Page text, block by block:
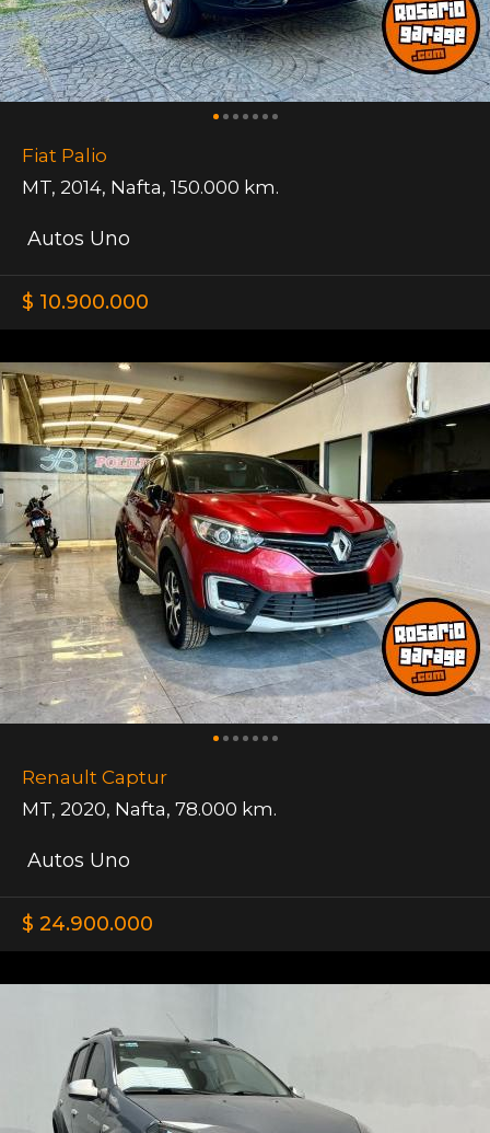
Fiat Palio
MT, 2014, Nafta, 150.000 km.
Autos Uno
$ 10.900.000
Renault Captur
MT, 2020, Nafta, 78.000 km.
Autos Uno
$ 24.900.000